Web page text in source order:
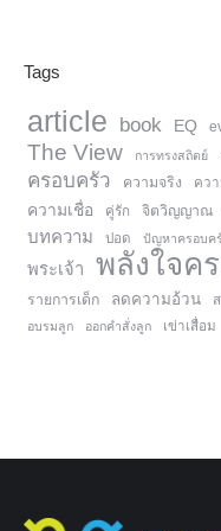
Tags
article book EQ
The View การทรงสถิตย์
ครอบครัว ความจริง คว
ความเชื่อ คู่รัก จิตวิญญาณ
บทความ ปอด ปัญหาครอบค
พระเจ้า
พลังใจค
รายการเด็ก ลดความอ้วน
อบรมลูก ออกคำสั่งลูก เข่าเสื่อม